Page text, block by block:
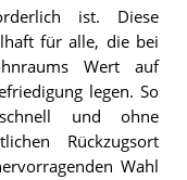
ist. Diese
für alle, die bei
Wert auf
legen. So
und ohne
Rückzugsort
Wahl